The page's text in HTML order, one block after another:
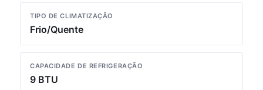
TIPO DE CLIMATIZAÇÃO
Frio/Quente
CAPACIDADE DE REFRIGERAÇÃO
9 BTU